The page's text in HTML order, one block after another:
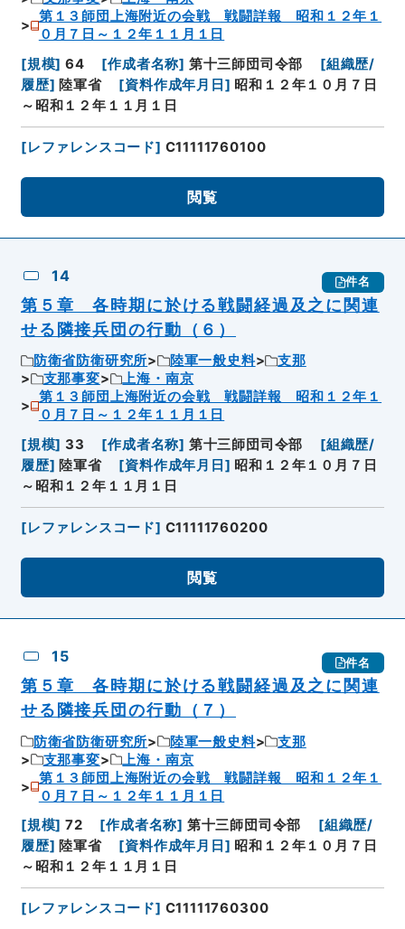
第１３師団上海附近の会戦 戦闘詳報 昭和１２年１
０月７日～１２年１１月１日
[規模] 64 [作成者名称] 第十三師団司令部 [組織歴/
履歴] 陸軍省 [資料作成年月日 ] 昭和１２年１０月７日
～昭和１２年１１月１日
[レファレンスコード] C11111760100
閲覧
14 件名
第５章 各時期に於ける戦闘経過及之に関連
せる隣接兵団の行動（６）
防衛省防衛研究所 陸軍一般史料
支那
支那事変
上海・南京
第１３師団上海附近の会戦 戦闘詳報 昭和１２年１
０月７日～１２年１１月１日
[規模] 33 [作成者名称] 第十三師団司令部 [組織歴/
履歴] 陸軍省 [資料作成年月日 ] 昭和１２年１０月７日
～昭和１２年１１月１日
[レファレンスコード] C11111760200
閲覧
15 件名
第５章 各時期に於ける戦闘経過及之に関連
せる隣接兵団の行動（７）
防衛省防衛研究所 陸軍一般史料
支那
支那事変
上海・南京
第１３師団上海附近の会戦 戦闘詳報 昭和１２年１
０月７日～１２年１１月１日
[規模] 72 [作成者名称] 第十三師団司令部 [組織歴/
履歴] 陸軍省 [資料作成年月日 ] 昭和１２年１０月７日
～昭和１２年１１月１日
[レファレンスコード] C11111760300